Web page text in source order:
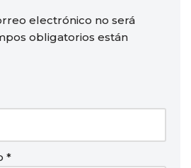
electrónico no será
obligatorios están
*